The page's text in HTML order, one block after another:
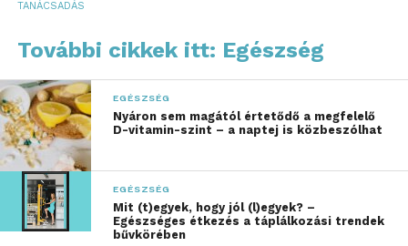
építkezni, hanem
megőrizni próbál.
Evolúciós szempontból ez
teljesen logikus.”
– mondta Dr. Hámori Lilla, biológus a női egészség,
hormonegyensúly, természetes gyógymódok
TANÁCSADÁS
További cikkek itt: Egészség
EGÉSZSÉG
Nyáron sem magától értetődő a megfelelő
D-vitamin-szint – a naptej is közbeszólhat
EGÉSZSÉG
Mit (t)egyek, hogy jól (l)egyek? –
Egészséges étkezés a táplálkozási trendek
bűvkörében